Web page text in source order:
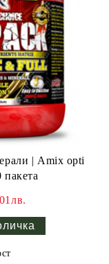
| Amix opti